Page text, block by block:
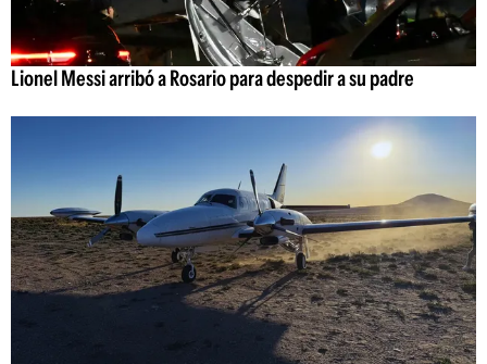
Lionel Messi arribó a Rosario para despedir a su padre